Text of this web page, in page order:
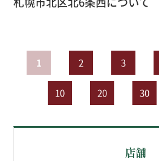
1 2 3
10 20 30
店舗